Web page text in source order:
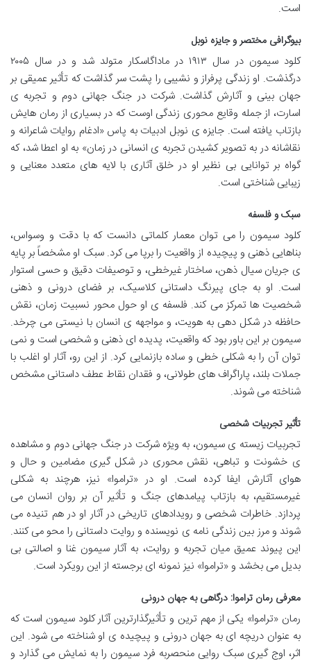
است.
بیوگرافی مختصر و جایزه نوبل
کلود سیمون در سال ۱۹۱۳ در ماداگاسکار متولد شد و در سال ۲۰۰۵
درگذشت. او زندگی پرفراز و نشیبی را پشت سر گذاشت که تأثیر عمیقی بر
جهان بینی و آثارش گذاشت. شرکت در جنگ جهانی دوم و تجربه ی
اسارت، از جمله وقایع محوری زندگی اوست که در بسیاری از رمان هایش
بازتاب یافته است. جایزه ی نوبل ادبیات به پاس «ادغام روایات شاعرانه و
نقاشانه در به تصویر کشیدن تجربه ی انسانی در زمان» به او اعطا شد، که
گواه بر توانایی بی نظیر او در خلق آثاری با لایه های متعدد معنایی و
زیبایی شناختی است.
سبک و فلسفه
کلود سیمون را می توان معمار کلماتی دانست که با دقت و وسواس،
بناهایی ذهنی و پیچیده از واقعیت را برپا می کرد. سبک او مشخصاً بر پایه
ی جریان سیال ذهن، ساختار غیرخطی، و توصیفات دقیق و حسی استوار
است. او به جای پیرنگ داستانی کلاسیک، بر فضای درونی و ذهنی
شخصیت ها تمرکز می کند. فلسفه ی او حول محور نسبیت زمان، نقش
حافظه در شکل دهی به هویت، و مواجهه ی انسان با نیستی می چرخد.
سیمون بر این باور بود که واقعیت، پدیده ای ذهنی و شخصی است و نمی
توان آن را به شکلی خطی و ساده بازنمایی کرد. از این رو، آثار او اغلب با
جملات بلند، پاراگراف های طولانی، و فقدان نقاط عطف داستانی مشخص
شناخته می شوند.
تأثیر تجربیات شخصی
تجربیات زیسته ی سیمون، به ویژه شرکت در جنگ جهانی دوم و مشاهده
ی خشونت و تباهی، نقش محوری در شکل گیری مضامین و حال و
هوای آثارش ایفا کرده است. او در «تراموا» نیز، هرچند به شکلی
غیرمستقیم، به بازتاب پیامدهای جنگ و تأثیر آن بر روان انسان می
پردازد. خاطرات شخصی و رویدادهای تاریخی در آثار او در هم تنیده می
شوند و مرز بین زندگی نامه ی نویسنده و روایت داستانی را محو می کنند.
این پیوند عمیق میان تجربه و روایت، به آثار سیمون غنا و اصالتی بی
بدیل می بخشد و «تراموا» نیز نمونه ای برجسته از این رویکرد است.
معرفی رمان تراموا: درگاهی به جهان درونی
رمان «تراموا» یکی از مهم ترین و تأثیرگذارترین آثار کلود سیمون است که
به عنوان دریچه ای به جهان درونی و پیچیده ی او شناخته می شود. این
اثر، اوج گیری سبک روایی منحصربه فرد سیمون را به نمایش می گذارد و